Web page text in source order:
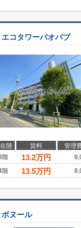
エコタワーバオバブ
階 賃料
管理
階
13.2万円
階
13.5万円
ボヌール